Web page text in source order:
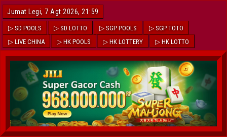
Jumat Legi, 7 Agt 2026, 21:59
▷ SD POOLS ▷ SD LOTTO ▷ SGP POOLS
▷ SGP TOTO
▷ LIVE CHINA
▷ HK POOLS ▷ HK LOTTERY ▷ HK LOTTO